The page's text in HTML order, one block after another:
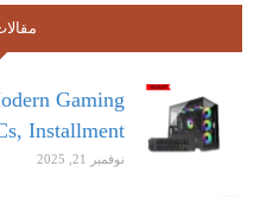
Gaming
Installment…
نوفمبر 21, 2025